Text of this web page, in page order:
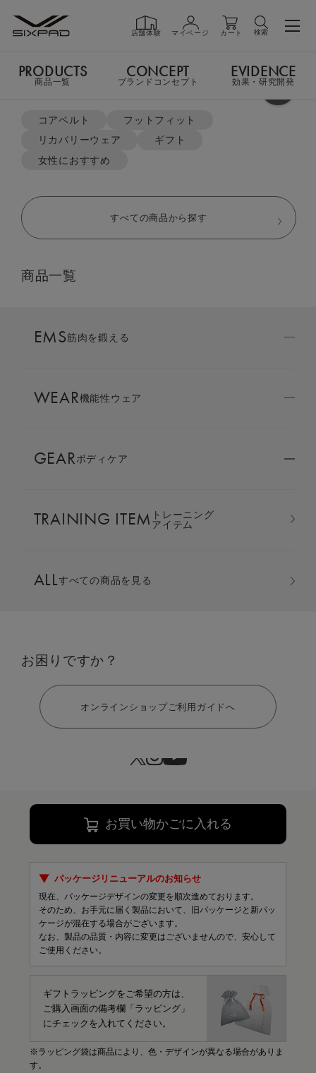
店舗体験 マイページ カート 検索
PRODUCTS商品一覧
GIFT ギフト
LIVE SHOPPING
AMBASSADOR
SIXPAD APP
COLUMN
LARGE ORDER ⼤⼝注⽂窓⼝
MULTI EMS
よく検索されているキーワード
コアベルト
フットフィット
リカバリーウェア
ギフト
女性におすすめ
すべての商品から探す
商品一覧
EMS筋肉を鍛える
WEAR機能性ウェア
GEARボディケア
TRAINING ITEM トレーニング
アイテム
ALLすべての商品を見る
お困りですか？
オンラインショップご利用ガイドへ
PRODUCTS
商品一覧
CONCEPT
ブランドコンセプト
EVIDENCE
効果・研究開発
サイズ：M
S M L LL
お買い物かごに入れる
パッケージリニューアルのお知らせ
現在、パッケージデザインの変更を順次進めております。
そのため、お手元に届く製品において、旧パッケージと新パッ
ケージが混在する場合がございます。
なお、製品の品質・内容に変更はございませんので、安心して
ご使用ください。
ギフトラッピングをご希望の方は、
ご購入画面の備考欄「ラッピング」
にチェックを入れてください。
※ラッピング袋は商品により、色・デザインが異なる場合がありま
す。